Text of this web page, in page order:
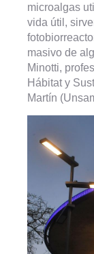
microalgas
vida útil,
masivo de
Minotti,
Hábitat y
Martín